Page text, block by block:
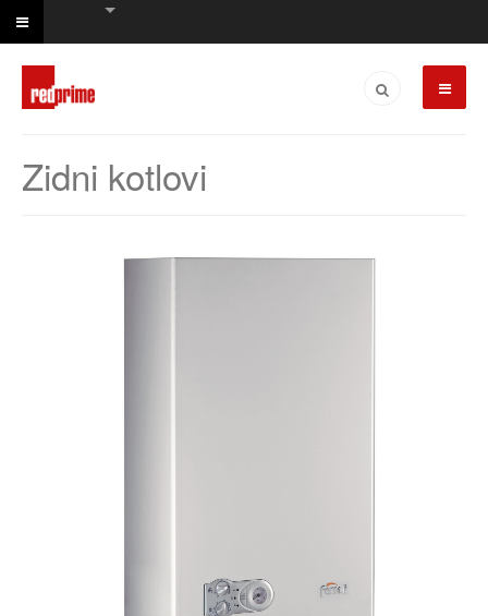
Zidni kotlovi